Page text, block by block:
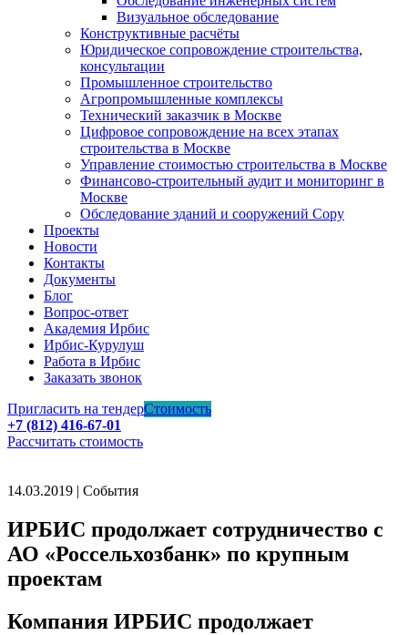
Визуальное обследование
Конструктивные расчёты
Юридическое сопровождение строительства,
консультации
Промышленное строительство
Агропромышленные комплексы
Технический заказчик в Москве
Цифровое сопровождение на всех этапах
строительства в Москве
Управление стоимостью строительства в Москве
Финансово-строительный аудит и мониторинг в
Москве
Обследование зданий и сооружений Copy
Проекты
Новости
Контакты
Документы
Блог
Вопрос-ответ
Академия Ирбис
Ирбис-Курулуш
Работа в Ирбис
Заказать звонок
Пригласить на тендерСтоимость
+7 (812) 416-67-01
Рассчитать стоимость
14.03.2019 | События
ИРБИС продолжает сотрудничество с
АО «Россельхозбанк» по крупным
проектам
Компания ИРБИС продолжает